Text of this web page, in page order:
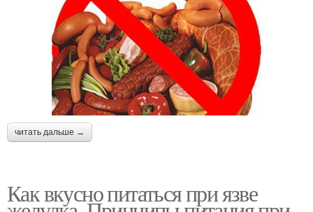
читать дальше →
Как вкусно питаться при язве